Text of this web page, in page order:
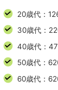
20歳代：
30歳代：
40歳代：
50歳代：
60歳代：